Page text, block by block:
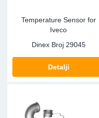
Temperature Sensor for
Iveco
Dinex Broj 29045
Detalji